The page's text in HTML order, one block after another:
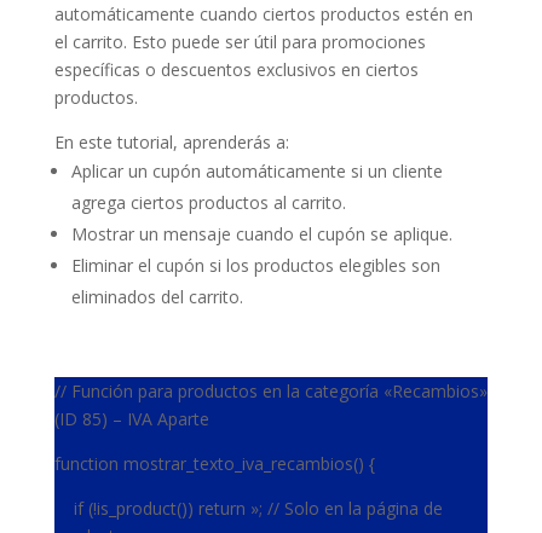
automáticamente cuando ciertos productos estén en
el carrito. Esto puede ser útil para promociones
específicas o descuentos exclusivos en ciertos
productos.
En este tutorial, aprenderás a:
Aplicar un cupón automáticamente si un cliente
agrega ciertos productos al carrito.
Mostrar un mensaje cuando el cupón se aplique.
Eliminar el cupón si los productos elegibles son
eliminados del carrito.
// Función para productos en la categoría «Recambios»
(ID 85) – IVA Aparte
function mostrar_texto_iva_recambios() {
if (!is_product()) return »; // Solo en la página de